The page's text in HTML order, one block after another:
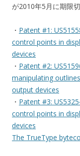
が2010年5月に期限
・ Patent #1:
control points in
devices
・ Patent #2:
manipulating
output devices
・ Patent #3:
control points in
devices
The TrueType